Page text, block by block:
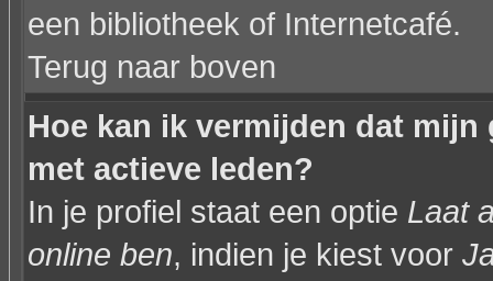
een bibliotheek of Internetcafé.
Terug naar boven
Hoe kan ik vermijden dat
met actieve leden?
In je profiel staat een optie Laat
online ben, indien je kiest voor